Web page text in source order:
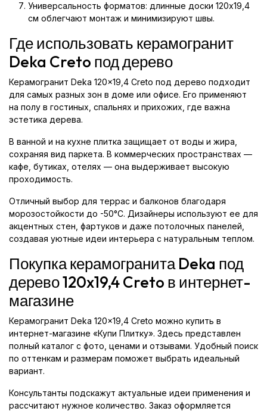
Универсальность форматов: длинные доски 120x19,4
см облегчают монтаж и минимизируют швы.
Где использовать керамогранит
Deka Creto под дерево
Керамогранит Deka 120x19,4 Creto под дерево подходит
для самых разных зон в доме или офисе. Его применяют
на полу в гостиных, спальнях и прихожих, где важна
эстетика дерева.
В ванной и на кухне плитка защищает от воды и жира,
сохраняя вид паркета. В коммерческих пространствах —
кафе, бутиках, отелях — она выдерживает высокую
проходимость.
Отличный выбор для террас и балконов благодаря
морозостойкости до -50°C. Дизайнеры используют ее для
акцентных стен, фартуков и даже потолочных панелей,
создавая уютные идеи интерьера с натуральным теплом.
Покупка керамогранита Deka под
дерево 120x19,4 Creto в интернет-
магазине
Керамогранит Deka 120x19,4 Creto можно купить в
интернет-магазине «Купи Плитку». Здесь представлен
полный каталог с фото, ценами и отзывами. Удобный поиск
по оттенкам и размерам поможет выбрать идеальный
вариант.
Консультанты подскажут актуальные идеи применения и
рассчитают нужное количество. Заказ оформляется